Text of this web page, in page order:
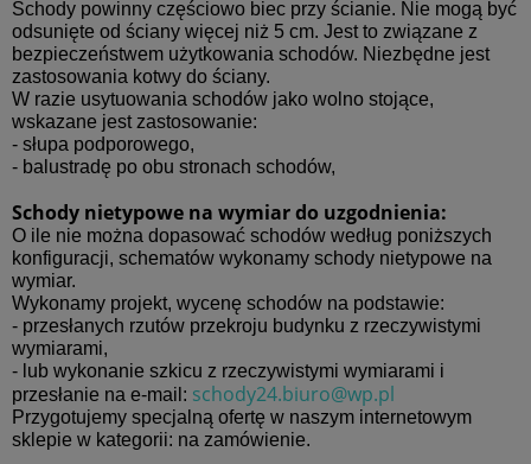
Schody powinny częściowo biec przy ścianie. Nie mogą być
odsunięte od ściany więcej niż 5 cm. Jest to związane z
bezpieczeństwem użytkowania schodów. Niezbędne jest
zastosowania kotwy do ściany.
W razie usytuowania schodów jako wolno stojące,
wskazane jest zastosowanie:
- słupa podporowego,
- balustradę po obu stronach schodów,
Schody nietypowe na wymiar do uzgodnienia:
O ile nie można dopasować schodów według poniższych
konfiguracji, schematów wykonamy schody nietypowe na
wymiar.
Wykonamy projekt, wycenę schodów na podstawie:
- przesłanych rzutów przekroju budynku z rzeczywistymi
wymiarami,
- lub wykonanie szkicu z rzeczywistymi wymiarami i
przesłanie na e-mail: schody24.biuro@wp.pl
Przygotujemy specjalną ofertę w naszym internetowym
sklepie w kategorii: na zamówienie.